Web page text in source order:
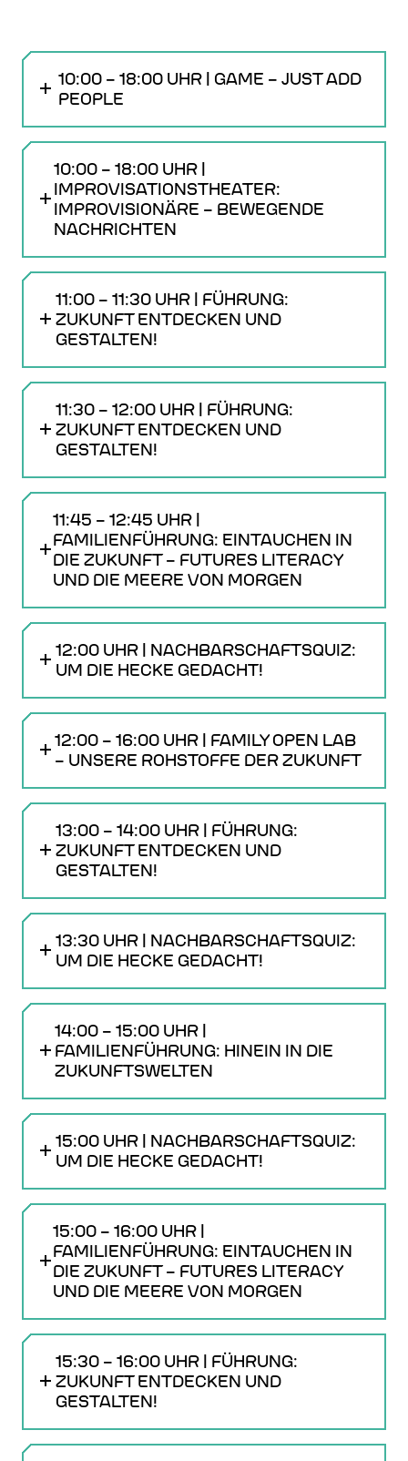
10:00 – 18:00 UHR | GAME – JUST ADD
PEOPLE
10:00 – 18:00 UHR |
IMPROVISATIONSTHEATER:
IMPROVISIONÄRE – BEWEGENDE
NACHRICHTEN
11:00 – 11:30 UHR | FÜHRUNG:
ZUKUNFT ENTDECKEN UND
GESTALTEN!
11:30 – 12:00 UHR | FÜHRUNG:
ZUKUNFT ENTDECKEN UND
GESTALTEN!
11:45 – 12:45 UHR |
FAMILIENFÜHRUNG: EINTAUCHEN IN
DIE ZUKUNFT – FUTURES LITERACY
UND DIE MEERE VON MORGEN
12:00 UHR | NACHBARSCHAFTSQUIZ:
UM DIE HECKE GEDACHT!
12:00 – 16:00 UHR | FAMILY OPEN LAB
– UNSERE ROHSTOFFE DER ZUKUNFT
13:00 – 14:00 UHR | FÜHRUNG:
ZUKUNFT ENTDECKEN UND
GESTALTEN!
13:30 UHR | NACHBARSCHAFTSQUIZ:
UM DIE HECKE GEDACHT!
14:00 – 15:00 UHR |
FAMILIENFÜHRUNG: HINEIN IN DIE
ZUKUNFTSWELTEN
15:00 UHR | NACHBARSCHAFTSQUIZ:
UM DIE HECKE GEDACHT!
15:00 – 16:00 UHR |
FAMILIENFÜHRUNG: EINTAUCHEN IN
DIE ZUKUNFT – FUTURES LITERACY
UND DIE MEERE VON MORGEN
15:30 – 16:00 UHR | FÜHRUNG:
ZUKUNFT ENTDECKEN UND
GESTALTEN!